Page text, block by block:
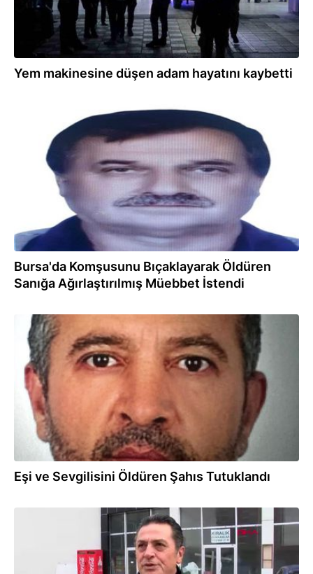
Yem makinesine düşen adam hayatını kaybetti
09.01.2025
Bursa'da Komşusunu Bıçaklayarak Öldüren
Sanığa Ağırlaştırılmış Müebbet İstendi
23.11.2024
Eşi ve Sevgilisini Öldüren Şahıs Tutuklandı